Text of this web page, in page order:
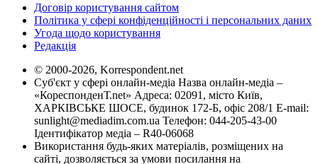
Договір користування сайтом
Політика у сфері конфіденційності і персональних даних
Угода щодо користування
Редакція
© 2000-2026, Korrespondent.net
Суб'єкт у сфері онлайн-медіа Назва онлайн-медіа –
«КореспонденТ.net» Адреса: 02091, місто Київ,
ХАРКІВСЬКЕ ШОСЕ, будинок 172-Б, офіс 208/1 E-mail:
sunlight@mediadim.com.ua Телефон: 044-205-43-00
Ідентифікатор медіа – R40-06068
Використання будь-яких матеріалів, розміщених на
сайті, дозволяється за умови посилання на